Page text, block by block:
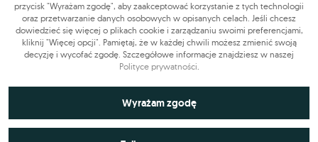
OLX-praca © 2026. Wszelkie prawa zastrzeżone.
OLX PracaBudowa i remontyProdukcjaAdministracjaSprzedaż
Praca dodatkowa i sezonowa
przycisk "Wyrażam zgodę", aby zaakceptować korzystanie z tych technologii
oraz przetwarzanie danych osobowych w opisanych celach. Jeśli chcesz
dowiedzieć się więcej o plikach cookie i zarządzaniu swoimi preferencjami,
kliknij "Więcej opcji". Pamiętaj, że w każdej chwili możesz zmienić swoją
decyzję i wycofać zgodę. Szczegółowe informacje znajdziesz w naszej
Polityce prywatności.
Niezbędne do funkcjonowania strony
Technicznie niezbędne pliki cookie odgrywają kluczową rolę w
Wyrażam zgodę